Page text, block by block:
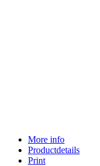
More info
Productdetails
Print